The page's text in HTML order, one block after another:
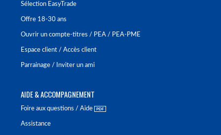
Sélection EasyTrade
Offre 18-30 ans
Ouvrir un compte-titres / PEA / PEA-PME
Espace client / Accès client
Parrainage / Inviter un ami
AIDE & ACCOMPAGNEMENT
Foire aux questions / Aide
Assistance